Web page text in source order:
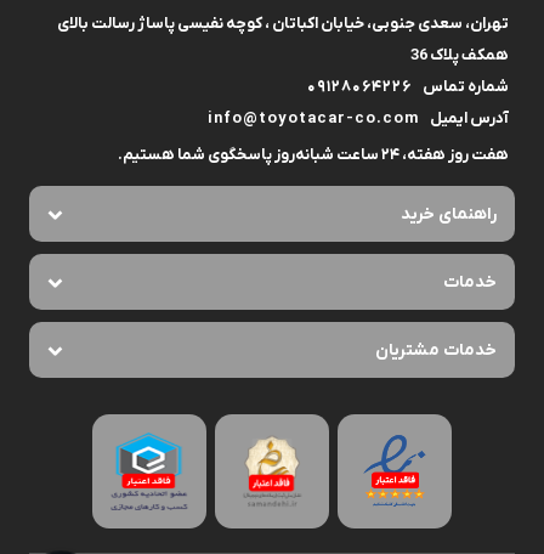
تهران، سعدی جنوبی، خیابان اکباتان ، کوچه نفیسی پاساژ رسالت بالای
همکف پلاک 36
شماره تماس
09128064226
آدرس ایمیل
info@toyotacar-co.com
هفت روز هفته، ۲۴ ساعت شبانه‌روز پاسخگوی شما هستیم.
راهنمای خرید
خدمات
خدمات مشتریان